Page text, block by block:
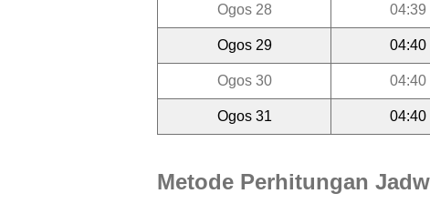
Ogos 28 04:39
Ogos 29 04:40
Ogos 30 04:40
Ogos 31 04:40
Metode Perhitungan